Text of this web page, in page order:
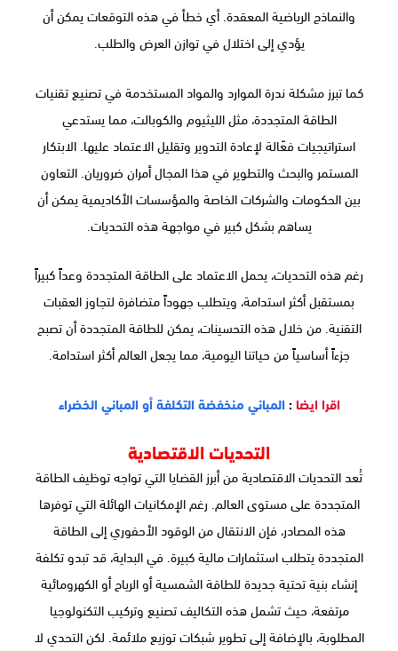
والنماذج الرياضية المعقدة. أي خطأ في هذه التوقعات يمكن أن
يؤدي إلى اختلال في توازن العرض والطلب.
كما تبرز مشكلة ندرة الموارد والمواد المستخدمة في تصنيع تقنيات
الطاقة المتجددة، مثل الليثيوم والكوبالت، مما يستدعي
استراتيجيات فعّالة لإعادة التدوير وتقليل الاعتماد عليها. الابتكار
المستمر والبحث والتطوير في هذا المجال أمران ضروريان. التعاون
بين الحكومات والشركات الخاصة والمؤسسات الأكاديمية يمكن أن
يساهم بشكل كبير في مواجهة هذه التحديات.
رغم هذه التحديات، يحمل الاعتماد على الطاقة المتجددة وعداً كبيراً
بمستقبل أكثر استدامة، ويتطلب جهوداً متضافرة لتجاوز العقبات
التقنية. من خلال هذه التحسينات، يمكن للطاقة المتجددة أن تصبح
جزءاً أساسياً من حياتنا اليومية، مما يجعل العالم أكثر استدامة.
اقرا ايضا : المباني منخفضة التكلفة أو المباني الخضراء
التحديات الاقتصادية
تُعد التحديات الاقتصادية من أبرز القضايا التي تواجه توظيف الطاقة
المتجددة على مستوى العالم. رغم الإمكانيات الهائلة التي توفرها
هذه المصادر، فإن الانتقال من الوقود الأحفوري إلى الطاقة
المتجددة يتطلب استثمارات مالية كبيرة. في البداية، قد تبدو تكلفة
إنشاء بنية تحتية جديدة للطاقة الشمسية أو الرياح أو الكهرومائية
مرتفعة، حيث تشمل هذه التكاليف تصنيع وتركيب التكنولوجيا
المطلوبة، بالإضافة إلى تطوير شبكات توزيع ملائمة. لكن التحدي لا